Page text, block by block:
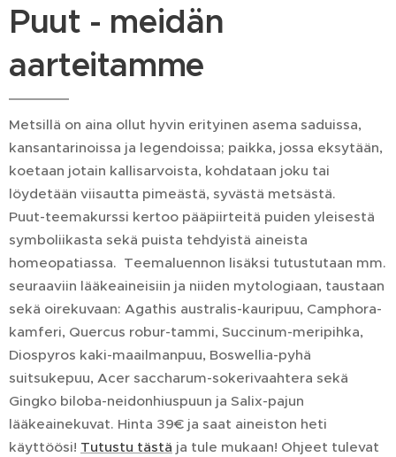
Puut - meidän
aarteitamme
Metsillä on aina ollut hyvin erityinen asema saduissa,
kansantarinoissa ja legendoissa; paikka, jossa eksytään,
koetaan jotain kallisarvoista, kohdataan joku tai
löydetään viisautta pimeästä, syvästä metsästä.
Puut-teemakurssi kertoo pääpiirteitä puiden yleisestä
symboliikasta sekä puista tehdyistä aineista
homeopatiassa. Teemaluennon lisäksi tutustutaan mm.
seuraaviin lääkeaineisiin ja niiden mytologiaan, taustaan
sekä oirekuvaan: Agathis australis-kauripuu, Camphora-
kamferi, Quercus robur-tammi, Succinum-meripihka,
Diospyros kaki-maailmanpuu, Boswellia-pyhä
suitsukepuu, Acer saccharum-sokerivaahtera sekä
Gingko biloba-neidonhiuspuun ja Salix-pajun
lääkeainekuvat. Hinta 39€ ja saat aineiston heti
käyttöösi! Tutustu tästä ja tule mukaan! Ohjeet tulevat